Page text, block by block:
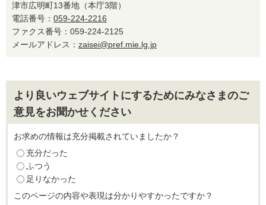
津市広明町13番地（本庁3階）
電話番号： 059-224-2216
ファクス番号：059-224-2125
メールアドレス： zaisei@pref.mie.lg.jp
より良いウェブサイトにするためにみなさまのご
意見をお聞かせください
お求めの情報は充分掲載されていましたか？
充分だった
ふつう
足りなかった
このページの内容や表現は分かりやすかったですか？